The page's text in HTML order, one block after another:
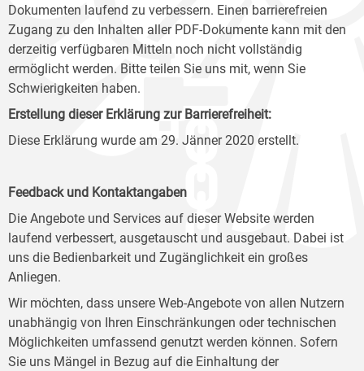
Dokumenten laufend zu verbessern. Einen barrierefreien
Zugang zu den Inhalten aller PDF-Dokumente kann mit den
derzeitig verfügbaren Mitteln noch nicht vollständig
ermöglicht werden. Bitte teilen Sie uns mit, wenn Sie
Schwierigkeiten haben.
Erstellung dieser Erklärung zur Barrierefreiheit:
Diese Erklärung wurde am 29. Jänner 2020 erstellt.
Feedback und Kontaktangaben
Die Angebote und Services auf dieser Website werden
laufend verbessert, ausgetauscht und ausgebaut. Dabei ist
uns die Bedienbarkeit und Zugänglichkeit ein großes
Anliegen.
Wir möchten, dass unsere Web-Angebote von allen Nutzern
unabhängig von Ihren Einschränkungen oder technischen
Möglichkeiten umfassend genutzt werden können. Sofern
Sie uns Mängel in Bezug auf die Einhaltung der